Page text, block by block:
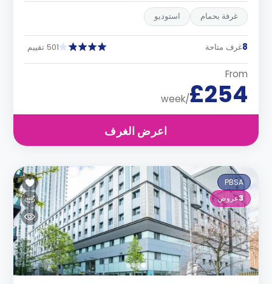
غرفة بحمام استوديو
8غرف متاحة 501 تقييم
From
£254
/week
اعرض الغرف
PBSA
3عروض